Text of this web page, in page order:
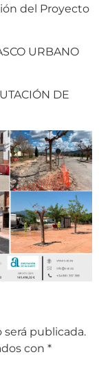
del Proyecto
URBANO
DE
publicada.
con *